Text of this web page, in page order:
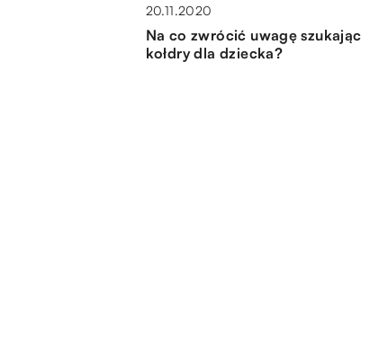
20.11.2020
Na co zwrócić uwagę szukając
kołdry dla dziecka?